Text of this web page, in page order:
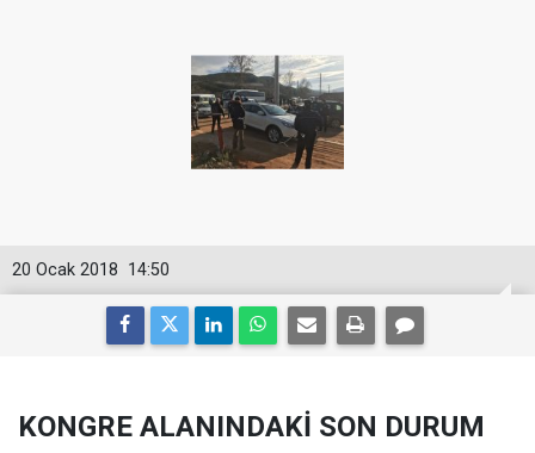
14:50
20 Ocak 2018
KONGRE ALANINDAKİ SON DURUM